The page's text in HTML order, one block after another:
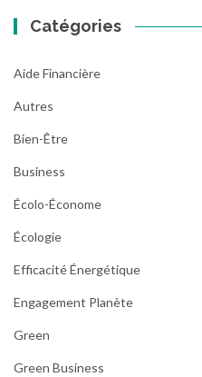
Catégories
Aide Financière
Autres
Bien-Être
Business
Écolo-Économe
Écologie
Efficacité Énergétique
Engagement Planète
Green
Green Business